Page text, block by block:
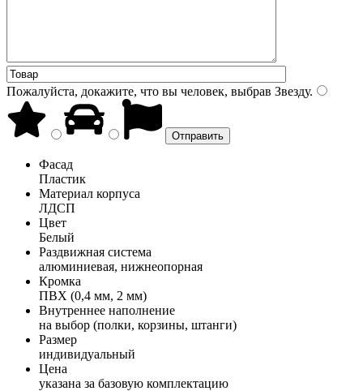
Пожалуйста, докажите, что вы человек, выбрав Звезду.
Фасад
Пластик
Материал корпуса
ЛДСП
Цвет
Белый
Раздвижная система
алюминиевая, нижнеопорная
Кромка
ПВХ (0,4 мм, 2 мм)
Внутреннее наполнение
на выбор (полки, корзины, штанги)
Размер
индивидуальный
Цена
указана за базовую комплектацию